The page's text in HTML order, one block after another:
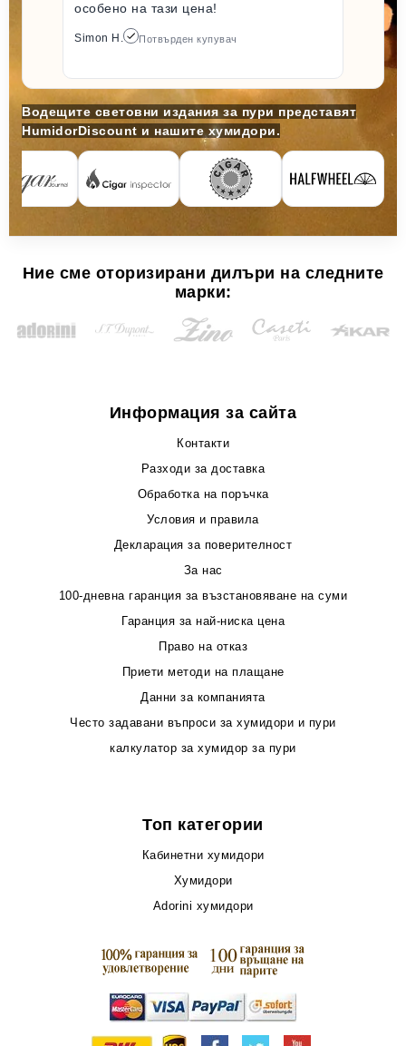
особено на тази цена!
Simon H. Потвърден купувач
Водещите световни издания за пури представят
HumidorDiscount и нашите хумидори.
Ние сме оторизирани дилъри на следните
марки:
Информация за сайта
Контакти
Разходи за доставка
Обработка на поръчка
Условия и правила
Декларация за поверителност
За нас
100-дневна гаранция за възстановяване на суми
Гаранция за най-ниска цена
Право на отказ
Приети методи на плащане
Данни за компанията
Често задавани въпроси за хумидори и пури
калкулатор за хумидор за пури
Топ категории
Кабинетни хумидори
Хумидори
Adorini хумидори